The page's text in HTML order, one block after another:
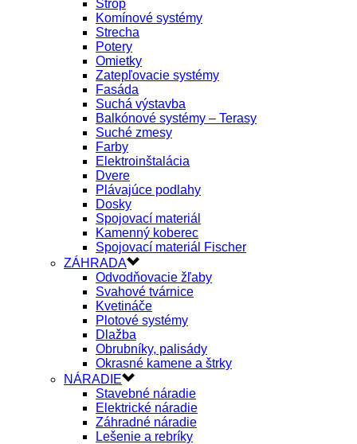
Strop
Komínové systémy
Strecha
Potery
Omietky
Zatepľovacie systémy
Fasáda
Suchá výstavba
Balkónové systémy – Terasy
Suché zmesy
Farby
Elektroinštalácia
Dvere
Plávajúce podlahy
Dosky
Spojovací materiál
Kamenný koberec
Spojovací materiál Fischer
ZÁHRADA
Odvodňovacie žľaby
Svahové tvárnice
Kvetináče
Plotové systémy
Dlažba
Obrubníky, palisády
Okrasné kamene a štrky
NÁRADIE
Stavebné náradie
Elektrické náradie
Záhradné náradie
Lešenie a rebríky